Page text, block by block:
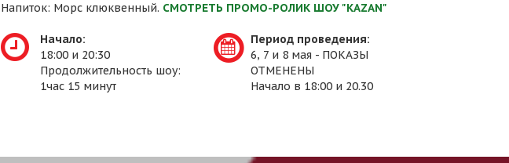
Напиток: Морс клюквенный. СМОТРЕТЬ ПРОМО-РОЛИК ШОУ "KAZAN"
Начало:
18:00 и 20:30
Продолжительность шоу:
1час 15 минут
Период проведения:
6, 7 и 8 мая - ПОКАЗЫ
ОТМЕНЕНЫ
Начало в 18:00 и 20.30